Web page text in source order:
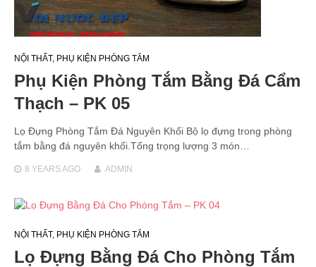
NỘI THẤT, PHỤ KIỆN PHÒNG TẮM
Phụ Kiện Phòng Tắm Bằng Đá Cẩm
Thạch – PK 05
Lọ Đựng Phòng Tắm Đá Nguyên Khối Bộ lọ đựng trong phòng
tắm bằng đá nguyên khối.Tổng trọng lượng 3 món…
8 YEARSAGO ADMIN
NỘI THẤT, PHỤ KIỆN PHÒNG TẮM
Lọ Đựng Bằng Đá Cho Phòng Tắm